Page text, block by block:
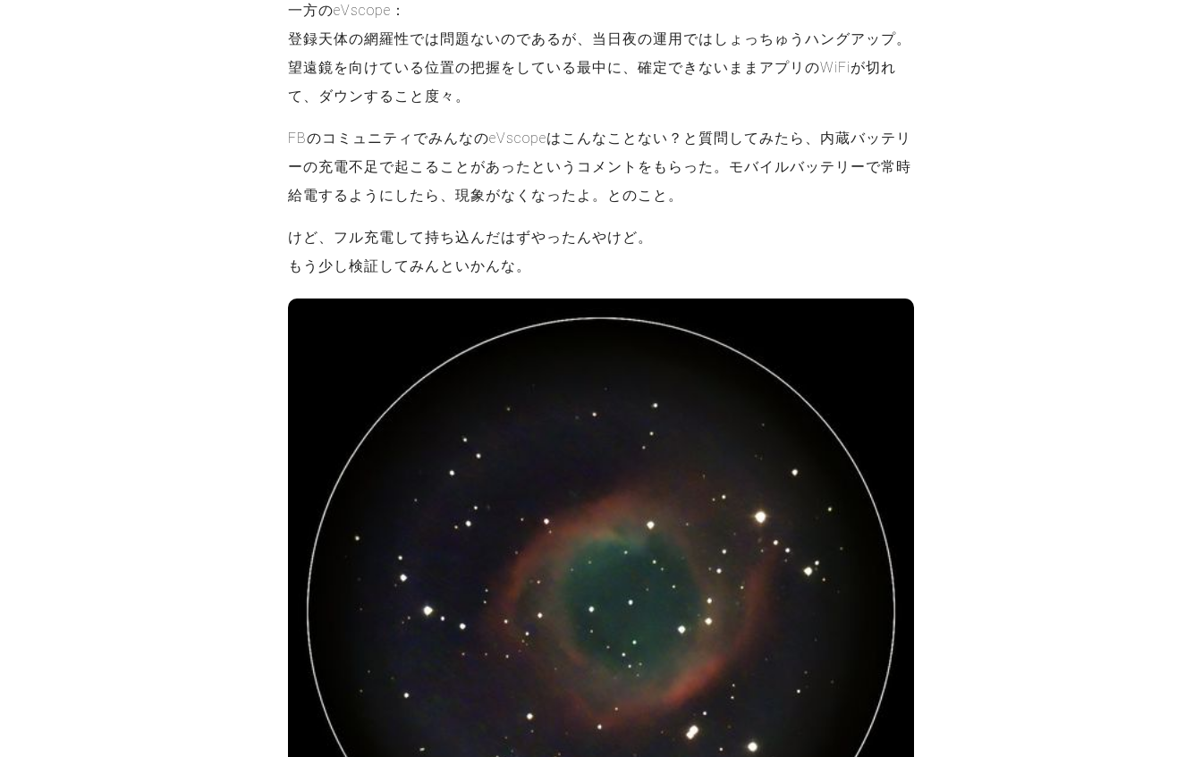
一方のeVscope：
登録天体の網羅性では問題ないのであるが、当日夜の運用ではしょっちゅうハングアップ。
望遠鏡を向けている位置の把握をしている最中に、確定できないままアプリのWiFiが切れ
て、ダウンすること度々。
FBのコミュニティでみんなのeVscopeはこんなことない？と質問してみたら、内蔵バッテリ
ーの充電不足で起こることがあったというコメントをもらった。モバイルバッテリーで常時
給電するようにしたら、現象がなくなったよ。とのこと。
けど、フル充電して持ち込んだはずやったんやけど。
もう少し検証してみんといかんな。